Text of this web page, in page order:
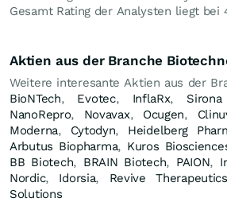
Gesamt Rating der Analysten liegt bei
Aktien aus der Branche
Weitere interesante Aktien aus der
BioNTech, Evotec, InflaRx,
NanoRepro, Novavax, Ocugen,
Moderna, Cytodyn, Heidelberg
Arbutus Biopharma, Kuros
BB Biotech, BRAIN Biotech, PAION,
Nordic, Idorsia, Revive Therapeutics
Solutions